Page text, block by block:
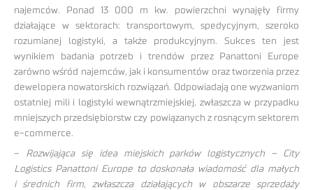
najemców. Ponad 13 000 m kw. powierzchni wynajęły firmy
działające w sektorach: transportowym, spedycyjnym, szeroko
rozumianej logistyki, a także produkcyjnym. Sukces ten jest
wynikiem badania potrzeb i trendów przez Panattoni Europe
zarówno wśród najemców, jak i konsumentów oraz tworzenia przez
dewelopera nowatorskich rozwiązań. Odpowiadają one wyzwaniom
ostatniej mili i logistyki wewnątrzmiejskiej, zwłaszcza w przypadku
mniejszych przedsiębiorstw czy powiązanych z rosnącym sektorem
e-commerce.
– Rozwijająca się idea miejskich parków logistycznych – City
Logistics Panattoni Europe to doskonała wiadomość dla małych
i średnich firm, zwłaszcza działających w obszarze sprzedaży